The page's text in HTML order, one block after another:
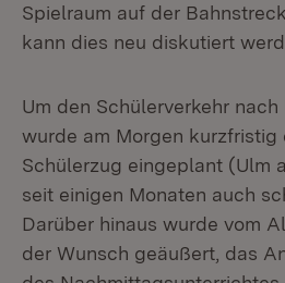
Spielraum auf der
kann dies neu diskutiert
Um den Schülerverkehr nach
wurde am Morgen kurzfristig
Schülerzug eingeplant (Ulm
seit einigen Monaten auch
Darüber hinaus wurde vom
der Wunsch geäußert, das